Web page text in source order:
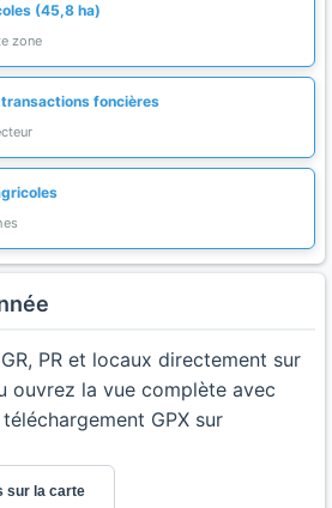
(45,8 ha)
zone
foncières
PR et locaux directement sur
ouvrez la vue complète avec
GPX sur
la carte